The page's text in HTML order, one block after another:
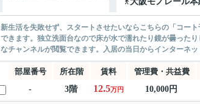
新生活を失敗せず、スタートさせたいならこちらの「コー
できます。独立洗面台なので床が水で濡れたり鏡が曇った
なチャンネルが閲覧できます。入居の当日からインターネ
部屋番号 所在階 賃料 管理費・共益費
-
3階 12.5万円 10,000円